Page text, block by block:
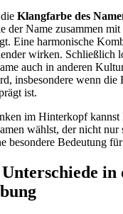
Klangfarbe des
der Name zusammen mit
Eine harmonische
wirken. Schließlich
auch in anderen
insbesondere wenn die
ist.
im Hinterkopf kannst
wählst, der nicht nur
besondere Bedeutung
in